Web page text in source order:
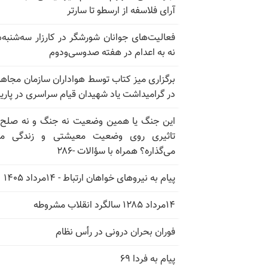
آرای فلاسفه از ارسطو تا سارتر
فعالیت‌های جوانان شورشگر در کارزار
نه به اعدام در هفته صدوسی‌و‌دوم
برگزاری میز کتاب توسط هواداران سازمان
در گرامیداشت یاد شهیدان قیام سراسری در
این جنگ یا همین وضعیت نه جنگ و نه
تاثیری روی وضعیت معیشتی و زندگی
می‌گذاره؟ همراه با سؤالات -۲۸۶
پیام به نیروهای خواهان ارتباط - ۱۴مرداد ۱۴۰۵
۱۴مرداد ۱۲۸۵ سالگرد انقلاب مشروطه
فوران بحران درونی در رأس نظام
پیام به فردا ۶۹